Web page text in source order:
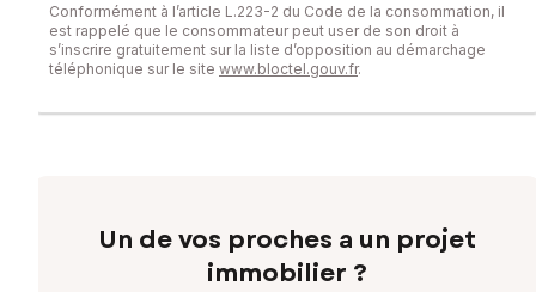
Conformément à l’article L.223-2 du Code de la consommation, il
est rappelé que le consommateur peut user de son droit à
s’inscrire gratuitement sur la liste d’opposition au démarchage
téléphonique sur le site www.bloctel.gouv.fr.
Un de vos proches a un projet
immobilier ?